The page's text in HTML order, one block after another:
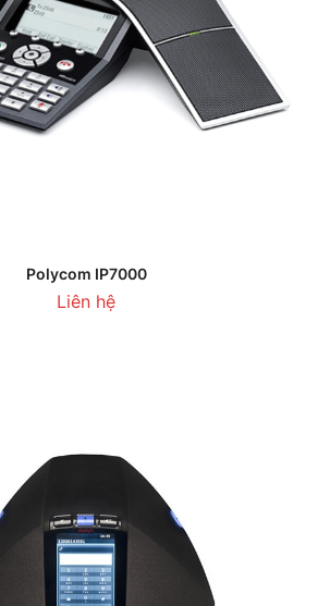
Polycom IP7000
Liên hệ